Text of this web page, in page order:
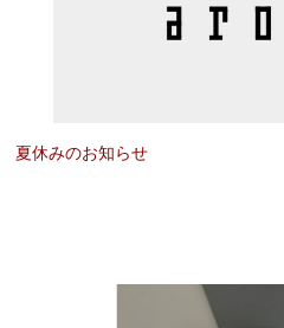
夏休みのお知らせ